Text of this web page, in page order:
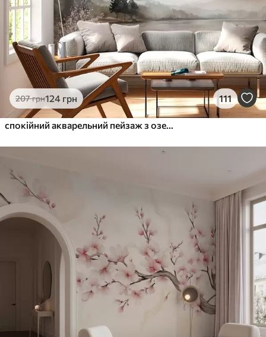
207грн124 грн 111